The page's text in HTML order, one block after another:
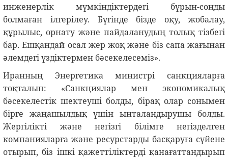
инженерлік мүмкіндіктердегі бұрын-соңды
болмаған ілгерілеу. Бүгінде бізде оқу, жобалау,
құрылыс, орнату және пайдаланудың толық тізбегі
бар. Ешқандай осал жер жоқ және біз сапа жағынан
әлемдегі үздіктермен бәсекелесеміз».
Иранның Энергетика министрі санкцияларға
тоқталып: «Санкциялар мен экономикалық
бәсекелестік шектеуші болды, бірақ олар сонымен
бірге жаңашылдық үшін ынталандырушы болды.
Жергілікті және негізгі білімге негізделген
компанияларға және ресурстарды басқаруға сүйене
отырып, біз ішкі қажеттіліктерді қанағаттандырып